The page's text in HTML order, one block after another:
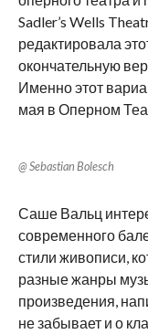
Sadler’s Wells
редактировала
окончательную
Именно этот
мая в Оперном
@ Sebastian Bolesch
Саше Вальц
современного
стили живописи,
разные жанры
произведения,
не забывает и о